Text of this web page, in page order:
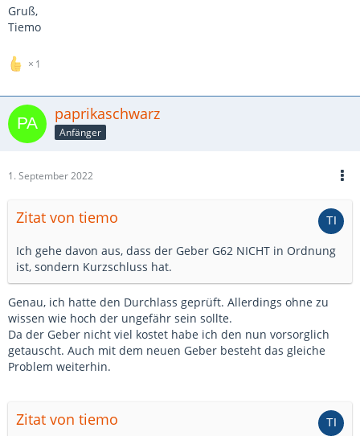
Gruß,
Tiemo
1
paprikaschwarz
Anfänger
1. September 2022
Zitat von tiemo
Ich gehe davon aus, dass der Geber G62 NICHT in Ordnung
ist, sondern Kurzschluss hat.
Genau, ich hatte den Durchlass geprüft. Allerdings ohne zu
wissen wie hoch der ungefähr sein sollte.
Da der Geber nicht viel kostet habe ich den nun vorsorglich
getauscht. Auch mit dem neuen Geber besteht das gleiche
Problem weiterhin.
Zitat von tiemo